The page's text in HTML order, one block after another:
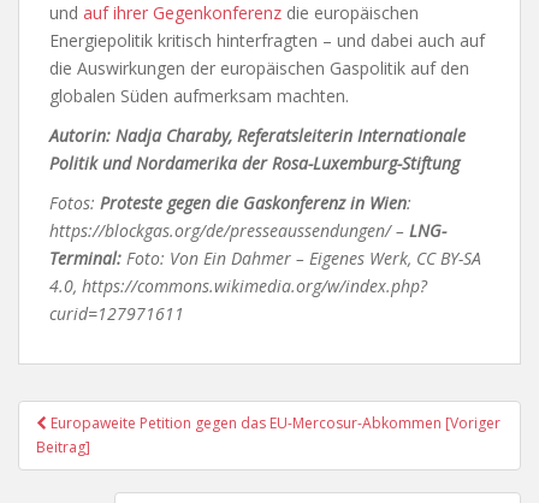
und auf ihrer Gegenkonferenz die europäischen
Energiepolitik kritisch hinterfragten – und dabei auch auf
die Auswirkungen der europäischen Gaspolitik auf den
globalen Süden aufmerksam machten.
Autorin: Nadja Charaby, Referatsleiterin Internationale
Politik und Nordamerika der Rosa-Luxemburg-Stiftung
Fotos: Proteste gegen die Gaskonferenz in Wien:
https://blockgas.org/de/presseaussendungen/ – LNG-
Terminal: Foto: Von Ein Dahmer – Eigenes Werk, CC BY-SA
4.0, https://commons.wikimedia.org/w/index.php?
curid=127971611
Post
Navigation
Europaweite Petition gegen das EU-Mercosur-Abkommen [Voriger
Beitrag]